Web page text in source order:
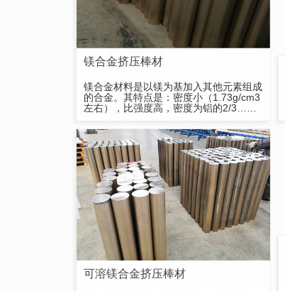
镁合金挤压棒材
镁合金材料是以镁为基加入其他元素组成
的合金。其特点是：密度小（1.73g/cm3
左右），比强度高，密度为铝的2/3……
可溶镁合金挤压棒材